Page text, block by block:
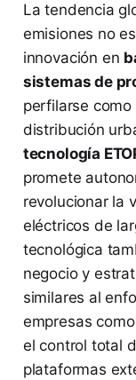
La tendencia
emisiones no
innovación en
sistemas de
perfilarse
distribución
tecnología
promete
revolucionar la
eléctricos de
tecnológica
negocio y
similares al
empresas como
el control total
plataformas